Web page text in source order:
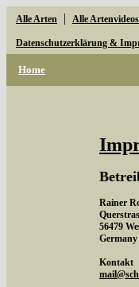
Alle Arten | Alle Artenvideos
Datenschutzerklärung &
Home
Rainer
56479
Germany
Kontakt